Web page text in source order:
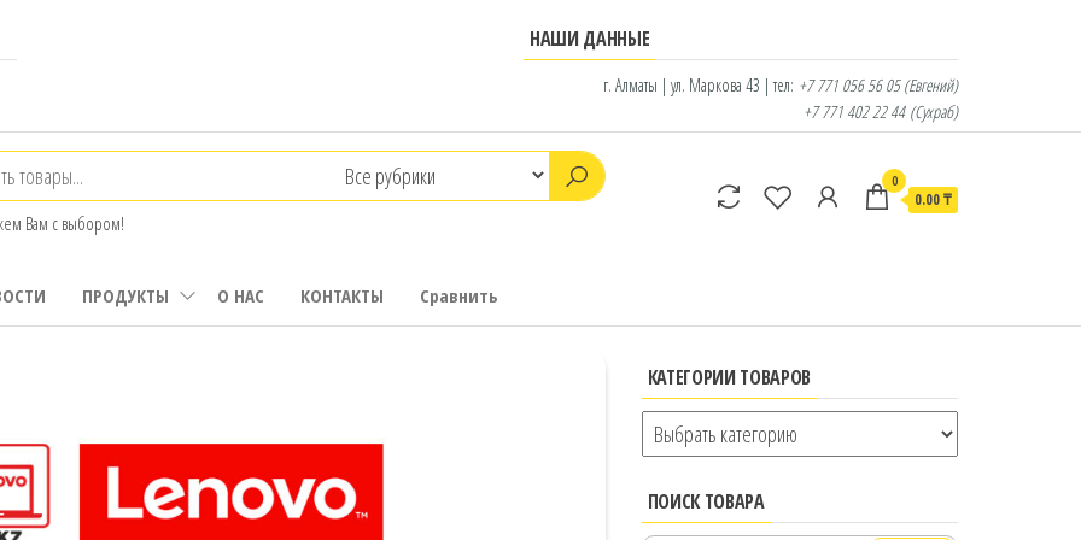
НАШИ ДАННЫЕ
г. Алматы | ул. Маркова 43 | тел: +7 771 056 56 05(Евгений)
+7 771 402 22 44(Сухраб)
Вам с выбором!
0
0.00 ₸
ПРОДУКТЫ О НАС КОНТАКТЫ Сравнить
КАТЕГОРИИ ТОВАРОВ
ПОИСК ТОВАРА